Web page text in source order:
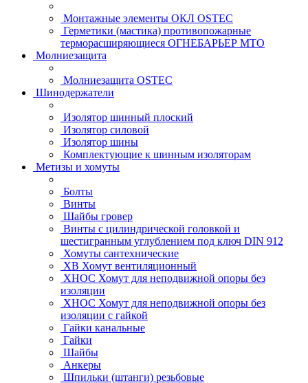
Монтажные элементы ОКЛ OSTEC
Герметики (мастика) противопожарные
терморасширяющиеся ОГНЕБАРЬЕР МТО
Молниезащита
Молниезащита OSTEC
Шинодержатели
Изолятор шинный плоский
Изолятор силовой
Изолятор шины
Комплектующие к шинным изоляторам
Метизы и хомуты
Болты
Винты
Шайбы гровер
Винты с цилиндрической головкой и
шестигранным углублением под ключ DIN 912
Хомуты сантехнические
ХВ Хомут вентиляционный
ХНОС Хомут для неподвижной опоры без
изоляции
ХНОС Хомут для неподвижной опоры без
изоляции с гайкой
Гайки канальные
Гайки
Шайбы
Анкеры
Шпильки (штанги) резьбовые